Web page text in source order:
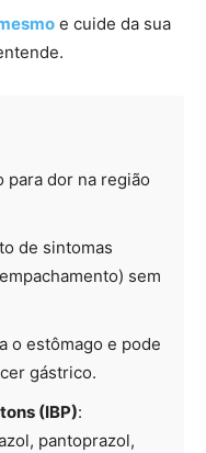
e cuide da sua
para dor na região
de sintomas
sem
o estômago e pode
gástrico.
(IBP):
pantoprazol,